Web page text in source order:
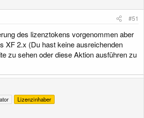
#51
des lizenztokens vorgenommen aber
XF 2.x (Du hast keine ausreichenden
zu sehen oder diese Aktion ausführen zu
Lizenzinhaber